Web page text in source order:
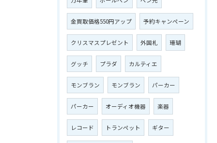
金買取価格550円アップ 予約キャンペーン
クリスマスプレゼント 外国札 珊瑚
グッチ プラダ カルティエ
モンブラン モンブラン パーカー
パーカー オーディオ機器 楽器
レコード トランペット ギター